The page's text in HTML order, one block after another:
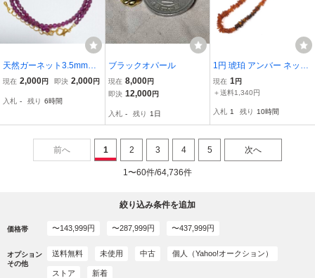
天然ガーネット3.5mmミ
ラーカット ネックレス
現在 2,000円 即決 2,000円
入札 - 残り 6時間
ブラックオパール
現在 8,000円
即決 12,000円
入札 - 残り 1日
1円 琥珀 アンバー ネック
レス / ペンダントトップ /
ルース アクセサリー 計3
B6342
現在 1 円
＋送料1,340円
入札 1 残り 10時間
前へ 1 2 3 4 5 次へ
1〜60件/64,736件
絞り込み条件を追加
価格帯 〜143,999円 〜287,999円 〜437,999円
オプション
その他
送料無料 未使用 中古 個人（Yahoo!オークション）
ストア 新着